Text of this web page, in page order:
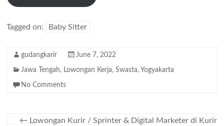
Tagged on: Baby Sitter
gudangkarir June 7, 2022
Jawa Tengah, Lowongan Kerja,Swasta, Yogyakarta
No Comments
← Lowongan Kurir / Sprinter & Digital Marketer di Kurir